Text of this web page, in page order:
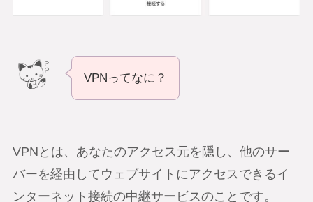
VPNってなに？
VPNとは、あなたのアクセス元を隠し、他のサー
バーを経由してウェブサイトにアクセスできるイ
ンターネット接続の中継サービスのことです。